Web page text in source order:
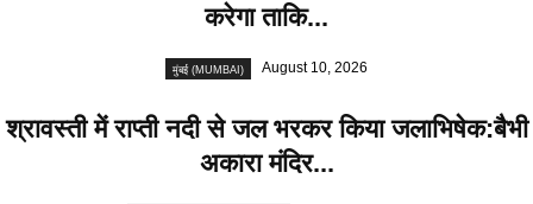
करेगा ताकि...
मुंबई (MUMBAI) August 10, 2026
श्रावस्ती में राप्ती नदी से जल भरकर किया जलाभिषेक:बैभी
अकारा मंदिर...